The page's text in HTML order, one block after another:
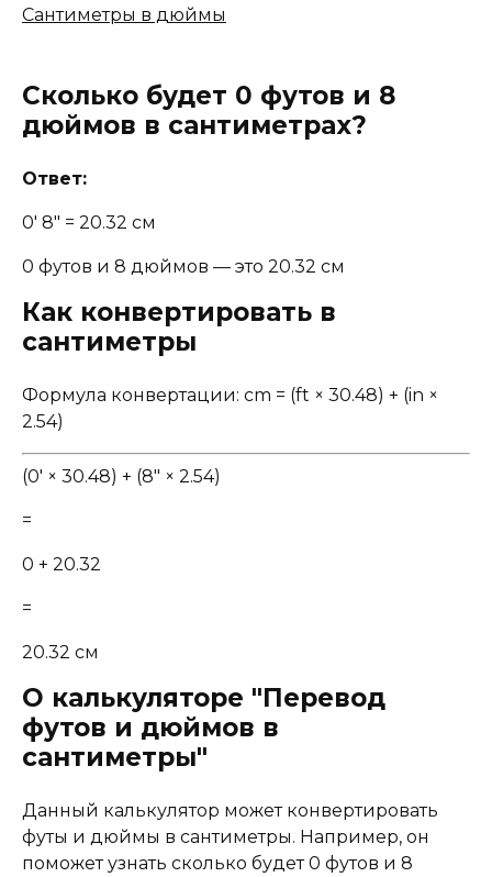
Сантиметры в дюймы
Сколько будет 0 футов и 8
дюймов в сантиметрах?
Ответ:
0' 8" = 20.32 см
0 футов и 8 дюймов — это 20.32 см
Как конвертировать в
сантиметры
Формула конвертации: cm = (ft × 30.48) + (in ×
2.54)
(0' × 30.48) + (8" × 2.54)
=
0 + 20.32
=
20.32 см
О калькуляторе "Перевод
футов и дюймов в
сантиметры"
Данный калькулятор может конвертировать
футы и дюймы в сантиметры. Например, он
поможет узнать сколько будет 0 футов и 8